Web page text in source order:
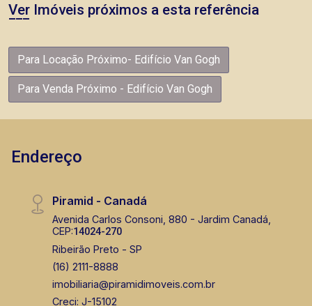
Ver Imóveis próximos a esta referência
Para Locação Próximo- Edifício Van Gogh
Para Venda Próximo - Edifício Van Gogh
Endereço
Piramid - Canadá
Avenida Carlos Consoni, 880 - Jardim Canadá,
CEP:14024-270
Ribeirão Preto - SP
(16) 2111-8888
imobiliaria@piramidimoveis.com.br
Creci: J-15102